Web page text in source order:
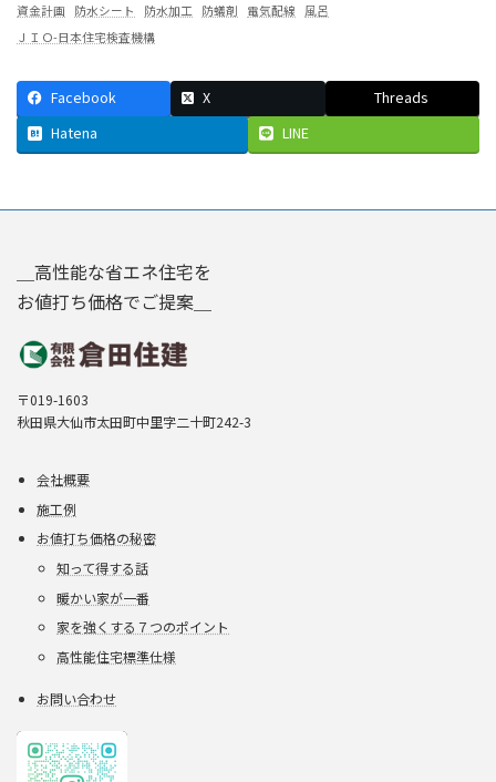
資金計画
防水シート 防水加工 防蟻剤 電気配線
風呂
ＪＩＯ-日本住宅検査機構
Facebook X
Threads
Hatena
LINE
＿高性能な省エネ住宅を
お値打ち価格でご提案＿
〒019-1603
秋田県大仙市太田町中里字二十町242-3
会社概要
施工例
お値打ち価格の秘密
知って得する話
暖かい家が一番
家を強くする７つのポイント
高性能住宅標準仕様
お問い合わせ